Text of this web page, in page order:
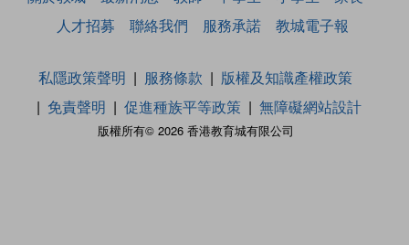
人才招募
聯絡我們 服務承諾 教城電子報
版權所有© 2026 香港教育城有限公司
私隱政策聲明 服務條款
版權及知識產權政策
免責聲明
促進種族平等政策 無障礙網站設計